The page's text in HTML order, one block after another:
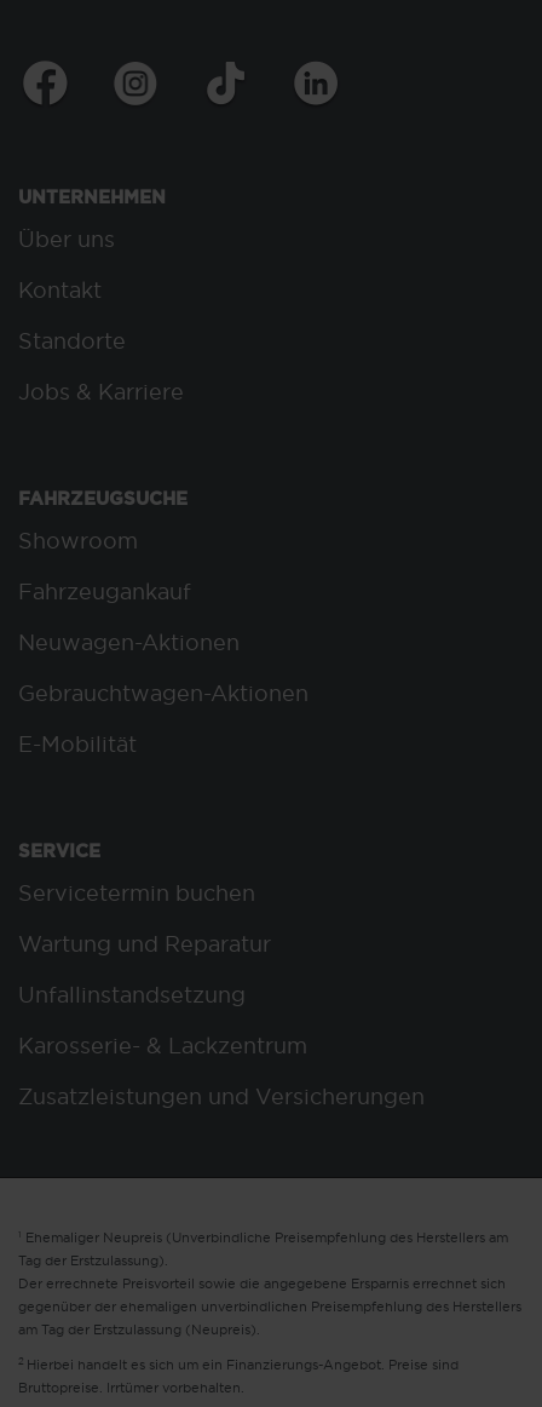
UNTERNEHMEN
Über uns
Kontakt
Standorte
Jobs & Karriere
FAHRZEUGSUCHE
Showroom
Fahrzeugankauf
Neuwagen-Aktionen
Gebrauchtwagen-Aktionen
E-Mobilität
SERVICE
Servicetermin buchen
Wartung und Reparatur
Unfallinstandsetzung
Karosserie- & Lackzentrum
Zusatzleistungen und Versicherungen
1 Ehemaliger Neupreis (Unverbindliche Preisempfehlung des Herstellers am
Tag der Erstzulassung).
Der errechnete Preisvorteil sowie die angegebene Ersparnis errechnet sich
gegenüber der ehemaligen unverbindlichen Preisempfehlung des Herstellers
am Tag der Erstzulassung (Neupreis).
2 Hierbei handelt es sich um ein Finanzierungs-Angebot. Preise sind
Bruttopreise. Irrtümer vorbehalten.